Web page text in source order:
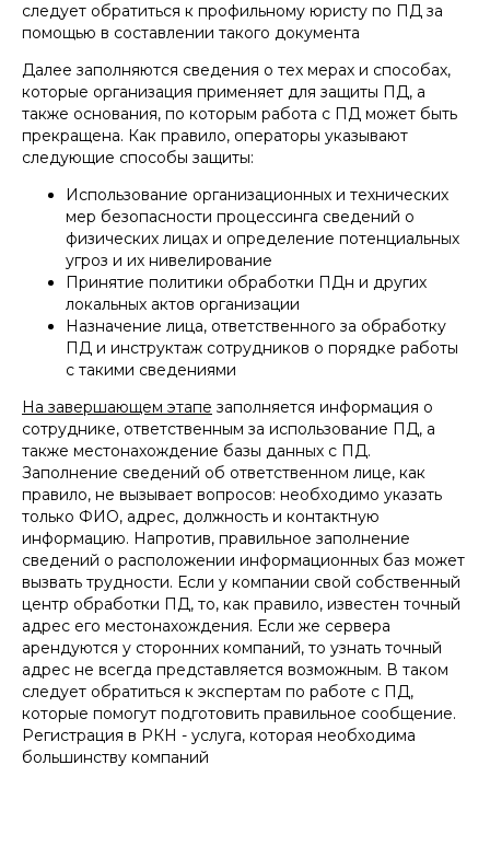
следует обратиться к профильному юристу по ПД за
помощью в составлении такого документа
Далее заполняются сведения о тех мерах и способах,
которые организация применяет для защиты ПД, а
также основания, по которым работа с ПД может быть
прекращена. Как правило, операторы указывают
следующие способы защиты:
Использование организационных и технических
мер безопасности процессинга сведений о
физических лицах и определение потенциальных
угроз и их нивелирование
Принятие политики обработки ПДн и других
локальных актов организации
Назначение лица, ответственного за обработку
ПД и инструктаж сотрудников о порядке работы
с такими сведениями
На завершающем этапе заполняется информация о
сотруднике, ответственным за использование ПД, а
также местонахождение базы данных с ПД.
Заполнение сведений об ответственном лице, как
правило, не вызывает вопросов: необходимо указать
только ФИО, адрес, должность и контактную
информацию. Напротив, правильное заполнение
сведений о расположении информационных баз может
вызвать трудности. Если у компании свой собственный
центр обработки ПД, то, как правило, известен точный
адрес его местонахождения. Если же сервера
арендуются у сторонних компаний, то узнать точный
адрес не всегда представляется возможным. В таком
следует обратиться к экспертам по работе с ПД,
которые помогут подготовить правильное сообщение.
Регистрация в РКН - услуга, которая необходима
большинству компаний
10.09.2025